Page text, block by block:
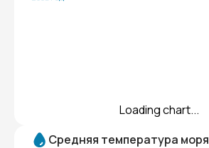
Loading chart...
Средняя температура моря